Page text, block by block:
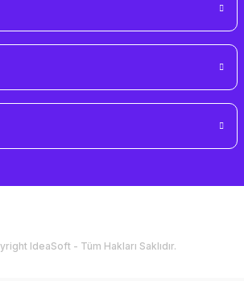
IdeaSoft - Tüm Hakları Saklıdır.